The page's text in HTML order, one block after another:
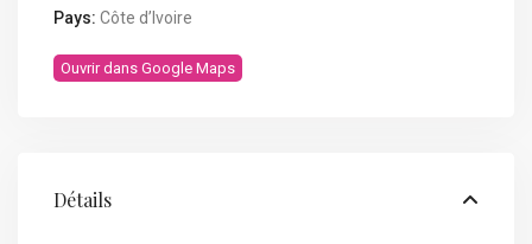
Pays: Côte d’Ivoire
Ouvrir dans Google Maps
Détails